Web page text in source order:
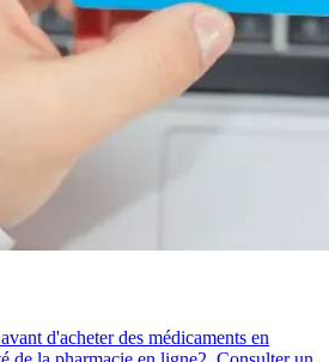
d'acheter des médicaments en